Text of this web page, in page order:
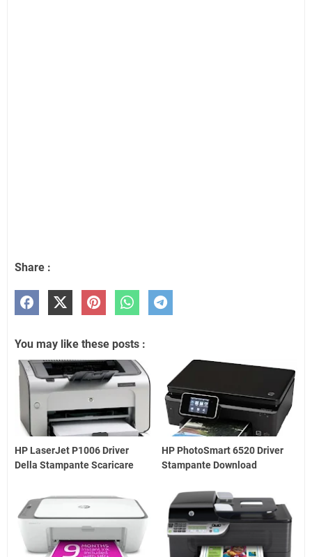
Share :
You may like these posts :
HP LaserJet P1006 Driver
Della Stampante Scaricare
HP PhotoSmart 6520 Driver
Stampante Download